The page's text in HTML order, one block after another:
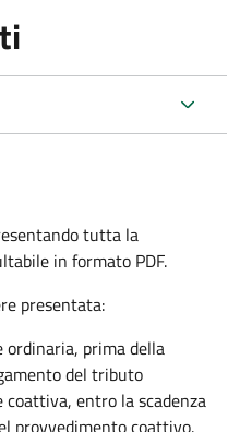
tutta la
in formato PDF.
presentata:
ordinaria, prima della
del tributo
coattiva, entro la scadenza
provvedimento coattivo.